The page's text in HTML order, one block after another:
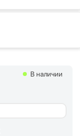
В наличии